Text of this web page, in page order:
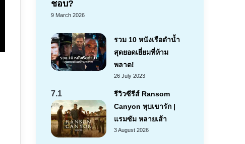
ชอบ?
9 March 2026
รวม 10 หนังเรือดำน้ำ
สุดยอดเยี่ยมที่ห้าม
พลาด!
26 July 2023
7.1
รีวิวซีรีส์ Ransom
Canyon หุบเขารัก |
แรมซัม หลายเส้า
3 August 2026